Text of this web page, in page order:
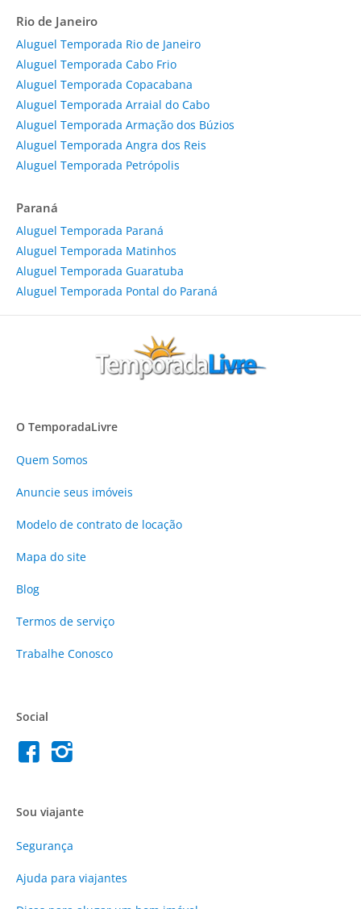
Rio de Janeiro
Aluguel Temporada Rio de Janeiro
Aluguel Temporada Cabo Frio
Aluguel Temporada Copacabana
Aluguel Temporada Arraial do Cabo
Aluguel Temporada Armação dos Búzios
Aluguel Temporada Angra dos Reis
Aluguel Temporada Petrópolis
Paraná
Aluguel Temporada Paraná
Aluguel Temporada Matinhos
Aluguel Temporada Guaratuba
Aluguel Temporada Pontal do Paraná
O TemporadaLivre
Quem Somos
Anuncie seus imóveis
Modelo de contrato de locação
Mapa do site
Blog
Termos de serviço
Trabalhe Conosco
Social
Sou viajante
Segurança
Ajuda para viajantes